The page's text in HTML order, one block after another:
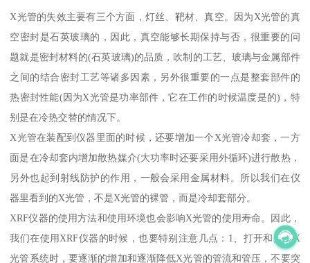
X光管的失效主要有三个方面，灯丝、靶材、真空。因为X光管的真
空密封是石英玻璃的，因此，真空能够长期保持与否，很重要的问
题就是密封材料的(石英玻璃)的品质，吹制的工艺、玻璃与金属部件
之间的结合密封工艺等诸多因素，另外很重要的一点是整套部件的
热密封性能(因为X光管是功率部件，它在工作的时候温度是的)，特
别是在冷热交替的情况下。
X光管在装配到仪器里面的时候，还要增加一个X光管冷却套，一方
面是在冷却套内增加散热媒介(大功率时还要采用外循环)进行散热，
另外也起到射线防护的作用，一般会采用金属材料。所以我们在仪
器里看到的X光管，不是X光管的裸管，而是冷却套部分。
XRF仪器的使用方法和使用环境也会影响X光管的使用寿命。因此，
我们在使用XRF仪器的时候，也要特别注意几点：1、打开和关闭X
光管系统时，要逐渐的增加和逐渐降低X光管的管流和管压，不要突